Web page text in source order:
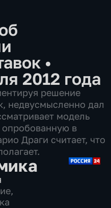
•
2012 года
решение
недвусмысленно дал
модель
опробованную в
Драги считает, что
,